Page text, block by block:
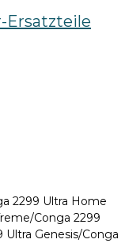
Ersatzteile
2299 Ultra Home
Conga 2299
Genesis/Conga